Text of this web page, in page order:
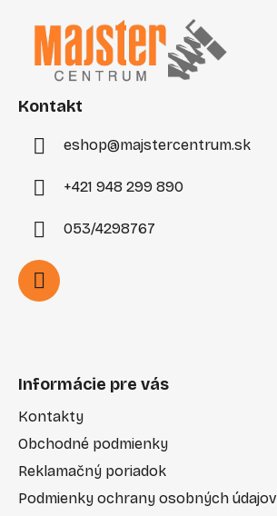
Kontakt
eshop@majstercentrum.sk
+421 948 299 890
053/4298767
Informácie pre vás
Kontakty
Obchodné podmienky
Reklamačný poriadok
Podmienky ochrany osobných údajov